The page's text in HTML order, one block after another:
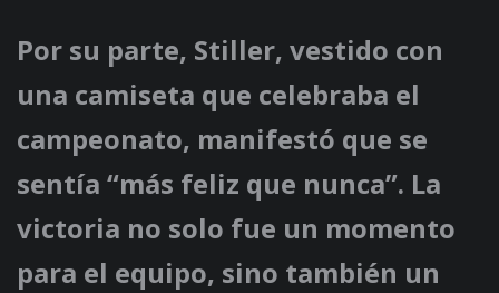
Por su parte, Stiller, vestido con
una camiseta que celebraba el
campeonato, manifestó que se
sentía “más feliz que nunca”. La
victoria no solo fue un momento
para el equipo, sino también un